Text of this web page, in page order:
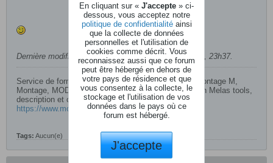
Dernière modification parpapaphoenix,07 mars 2007, 23h37.
Service de formation en ligne par visio conférence Montage M,
Montage, MODX’s Série CK et YC /Camelot Pro/John Melas tools,
description et conditions générales de vente
https://www.moessieurs.com/webinar-fr.html
Tags: Aucun(e)
En cliquant sur « J'accepte » ci-
dessous, vous acceptez notre
politique de confidentialitéainsi
que la collecte de données
personnelles et l'utilisation de
cookies comme décrit. Vous
reconnaissez aussi que ce forum
peut être hébergé en dehors de
votre pays de résidence et que
vous consentez à la collecte, le
stockage et l'utilisation de vos
données dans le pays où ce
forum est hébergé.
J'accepte